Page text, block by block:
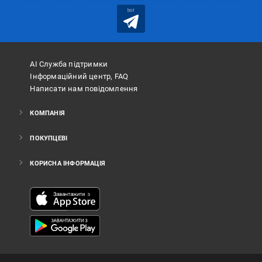
bot
АІ Служба підтримки
Інформаційний центр, FAQ
Написати нам повідомлення
КОМПАНІЯ
ПОКУПЦЕВІ
КОРИСНА ІНФОРМАЦІЯ